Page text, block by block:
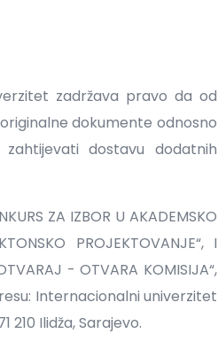
zadržava pravo da od
dokumente odnosno
dostavu dodatnih
ZA IZBOR U AKADEMSKO
PROJEKTOVANJE“, I
- OTVARA KOMISIJA“,
Internacionalni univerzitet
Ilidža, Sarajevo.